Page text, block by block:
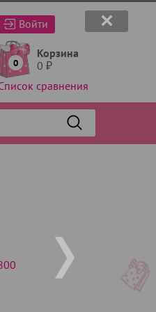
Войти
0
Корзина
0 ₽
сравнения